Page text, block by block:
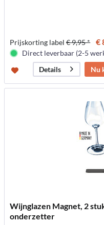
Prijskorting label€ 9,95 * €
Direct leverbaar (2-5
Details
Nu
Wijnglazen Magnet, 2
onderzetter